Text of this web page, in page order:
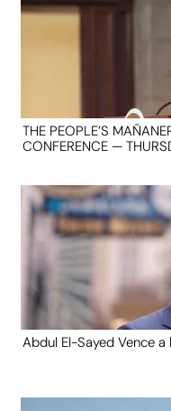
THE PEOPLE’S
CONFERENCE —
Abdul El-Sayed Vence